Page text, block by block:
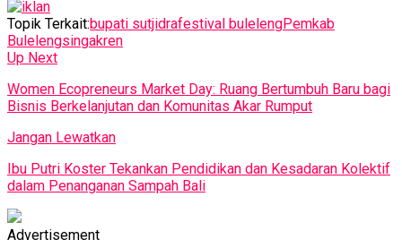
Topik Terkait:bupati sutjidrafestival bulelengPemkab
Bulelengsingakren
Up Next
Women Ecopreneurs Market Day: Ruang Bertumbuh Baru bagi
Bisnis Berkelanjutan dan Komunitas Akar Rumput
Jangan Lewatkan
Ibu Putri Koster Tekankan Pendidikan dan Kesadaran Kolektif
dalam Penanganan Sampah Bali
Advertisement